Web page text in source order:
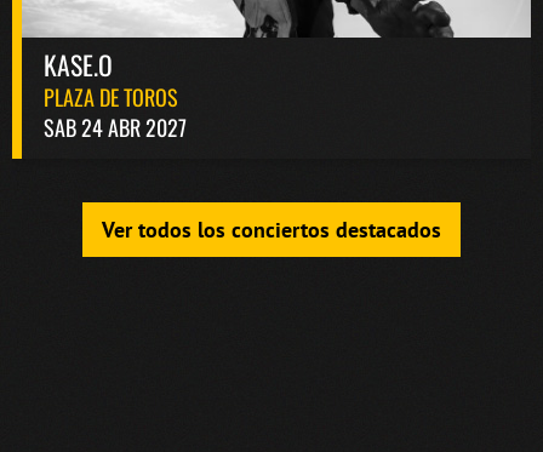
KASE.O
PLAZA DE TOROS
SAB 24 ABR 2027
Ver todos los conciertos destacados